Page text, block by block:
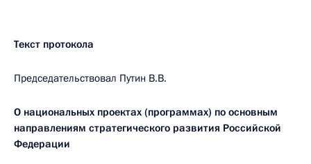
Текст протокола
Председательствовал Путин В.В.
О национальных проектах (программах) по основным
направлениям стратегического развития Российской
Федерации